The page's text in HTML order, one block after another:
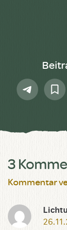
Telegram
In
3
Kommentar